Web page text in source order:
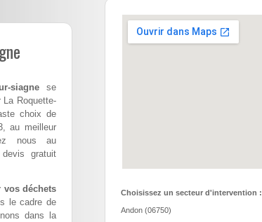
siagnese
Roquette-
choix de
au meilleur
nous au
gratuit
vos déchets
le cadre de
dans la
Choisissez un secteur d'intervention :
Andon (06750)